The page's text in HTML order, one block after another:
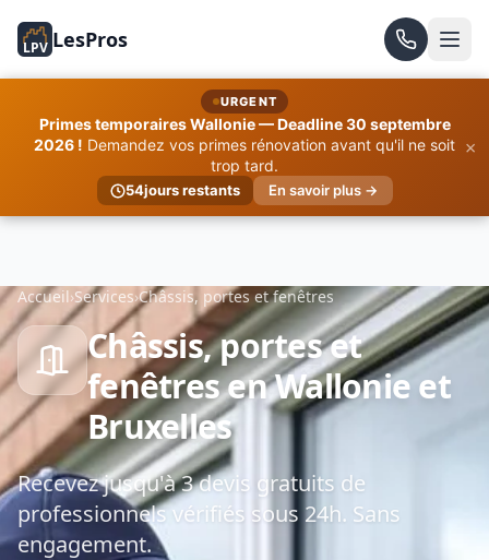
LPV LesPros
URGENT
Primes temporaires Wallonie — Deadline 30 septembre
2026 ! Demandez vos primes rénovation avant qu'il ne soit
trop tard.
54jours restants En savoir plus →
×
Accueil›Services›Châssis, portes et fenêtres
Châssis, portes et
fenêtres en Wallonie et
Bruxelles
Recevez jusqu'à 3 devis gratuits de
professionnels vérifiés sous 24h. Sans
engagement.